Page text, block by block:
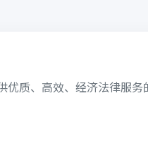
质、高效、经济法律服